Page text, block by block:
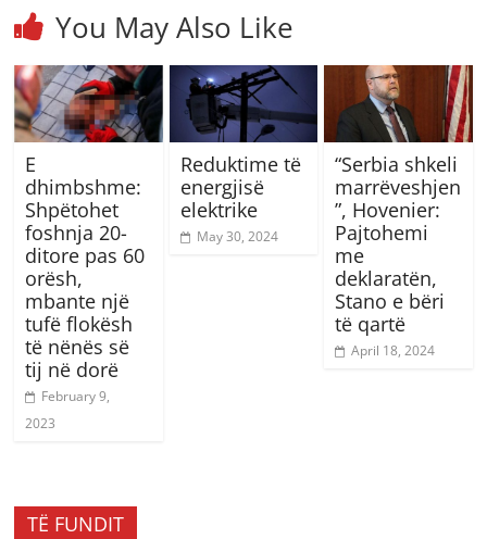
You May Also Like
E
dhimbshme:
Shpëtohet
foshnja 20-
ditore pas 60
orësh,
mbante një
tufë flokësh
të nënës së
tij në dorë
February 9,
2023
Reduktime të
energjisë
elektrike
May 30, 2024
“Serbia shkeli
marrëveshjen
”, Hovenier:
Pajtohemi
me
deklaratën,
Stano e bëri
të qartë
April 18, 2024
TË FUNDIT